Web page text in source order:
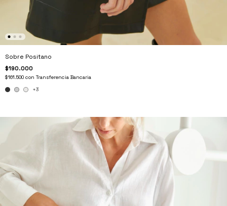
Sobre Positano
$190.000
$161.500 con Transferencia Bancaria
+3